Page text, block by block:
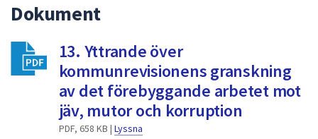
något
av
dem.
Dokument
13. Yttrande över
kommunrevisionens granskning
av det förebyggande arbetet mot
jäv, mutor och korruption
PDF, 658 KB | Lyssna